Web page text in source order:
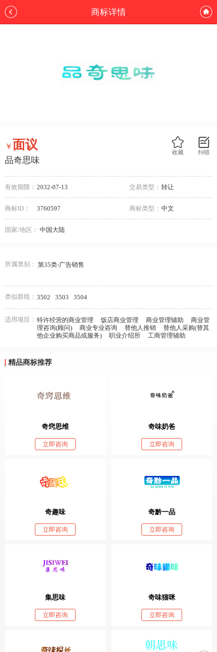
商标详情
纠错
收藏
￥面议
品奇思味
有效期限： 2032-07-13 交易类型： 转让
商标ID： 3760597 商标类型： 中文
国家/地区： 中国大陆
所属类别： 第35类-广告销售
类似群组： 3502 3503 3504
适用项目： 特许经营的商业管理 饭店商业管理 商业管理辅助
商业管
理咨询(顾问)
商业专业咨询 替他人推销
替他人采购(替其
他企业购买商品或服务)
职业介绍所 工商管理辅助
精品商标推荐
奇窍思维
立即咨询
奇味奶爸
立即咨询
奇趣味
立即咨询
奇黔一品
立即咨询
集思味
立即咨询
奇味猫咪
立即咨询